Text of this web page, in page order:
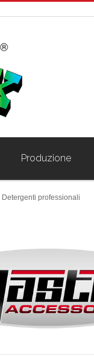
Produzione
Detergenti professionali